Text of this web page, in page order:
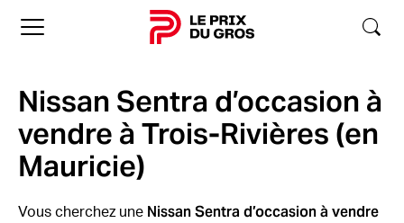
Accueil
Nissan Sentra d’occasion à
vendre à Trois-Rivières (en
Mauricie)
Vous cherchez une Nissan Sentra d’occasion à vendre